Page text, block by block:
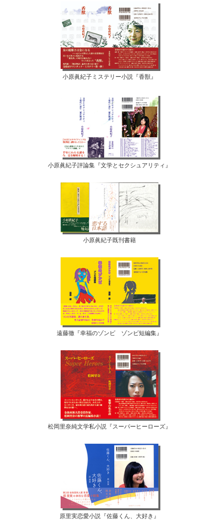
小原眞紀子ミステリー小説『香獣』
小原眞紀子評論集『文学とセクシュアリティ』
小原眞紀子既刊書籍
遠藤徹『幸福のゾンビ ゾンビ短編集』
松岡里奈純文学私小説『スーパーヒーローズ』
原里実恋愛小説『佐藤くん、大好き』